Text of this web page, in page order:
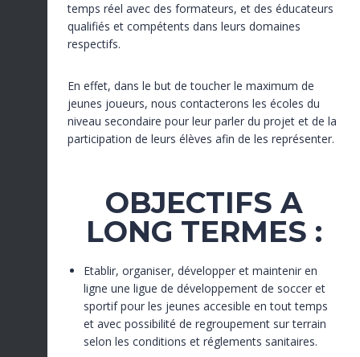
temps réel avec des formateurs, et des éducateurs
qualifiés et compétents dans leurs domaines
respectifs.
En effet, dans le but de toucher le maximum de
jeunes joueurs, nous contacterons les écoles du
niveau secondaire pour leur parler du projet et de la
participation de leurs élèves afin de les représenter.
OBJECTIFS A
LONG TERMES :
Etablir, organiser, développer et maintenir en
ligne une ligue de développement de soccer et
sportif pour les jeunes accesible en tout temps
et avec possibilité de regroupement sur terrain
selon les conditions et réglements sanitaires.